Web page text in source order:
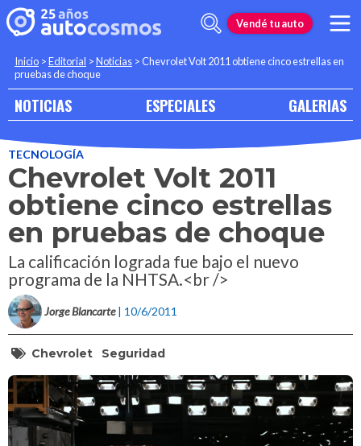
Vendé tu auto
Inicio >Editorial >Noticias >Chevrolet Volt 2011 obtiene cinco estrellas en
pruebas de choque
NOTICIAS ESPECIALES GALERIAS
TECNOLOGÍA
Chevrolet Volt 2011
obtiene cinco estrellas
en pruebas de choque
La calificación lograda fue bajo el nuevo
programa de la NHTSA.<br />
Jorge Blancarte | 10/6/2011
Chevrolet Seguridad